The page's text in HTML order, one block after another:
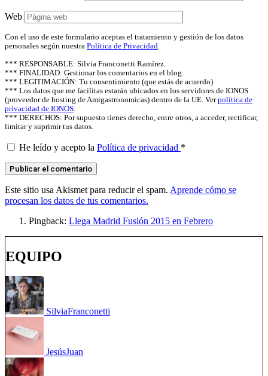
Web
Con el uso de este formulario aceptas el tratamiento y gestión de los datos
personales según nuestra Política de Privacidad
*** RESPONSABLE: Silvia Franconetti Ramírez.
*** FINALIDAD: Gestionar los comentarios en el blog.
*** LEGITIMACIÓN: Tu consentimiento (que estás de acuerdo)
*** Los datos que me facilitas estarán ubicados en los servidores de IONOS
(proveedor de hosting de Amigastronomicas) dentro de la UE. Verpolítica de
privacidad de IONOS
*** DERECHOS: Por supuesto tienes derecho, entre otros, a acceder, rectificar,
limitar y suprimir tus datos.
He leído y acepto la Política de privacidad *
Este sitio usa Akismet para reducir el spam. Aprende cómo se
procesan los datos de tus comentarios.
Pingback: Llega Madrid Fusión 2015 en Febrero
EQUIPO
SilviaFranconetti
JesúsJuan